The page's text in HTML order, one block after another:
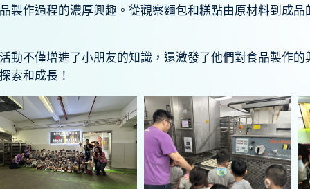
製作過程的濃厚興趣。從觀察麵包和糕點由原材料到成品
動不僅增進了小朋友的知識，還激發了他們對食品製作的
索和成長！